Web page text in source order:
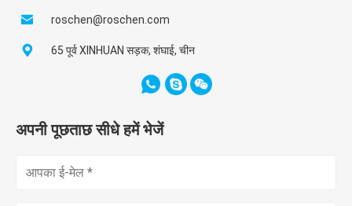
roschen@roschen.com
65 पूर्व XINHUAN सड़क, शंघाई, चीन
अपनी पूछताछ सीधे हमें भेजें